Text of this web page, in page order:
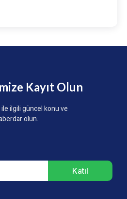
Kayıt Olun
ile ilgili güncel konu ve
olun.
Katıl